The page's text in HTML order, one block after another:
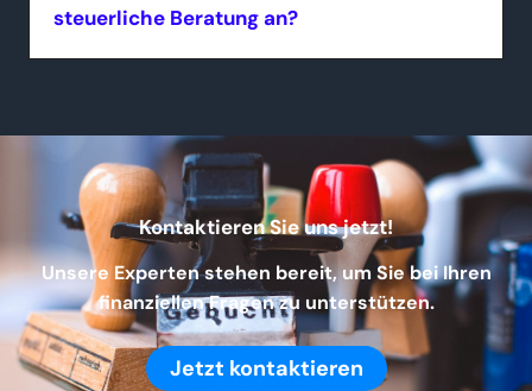
steuerliche Beratung an?
Kontaktieren Sie uns jetzt!
Unsere Experten stehen bereit, um Sie bei Ihren
finanziellen Fragen zu unterstützen.
Jetzt kontaktieren